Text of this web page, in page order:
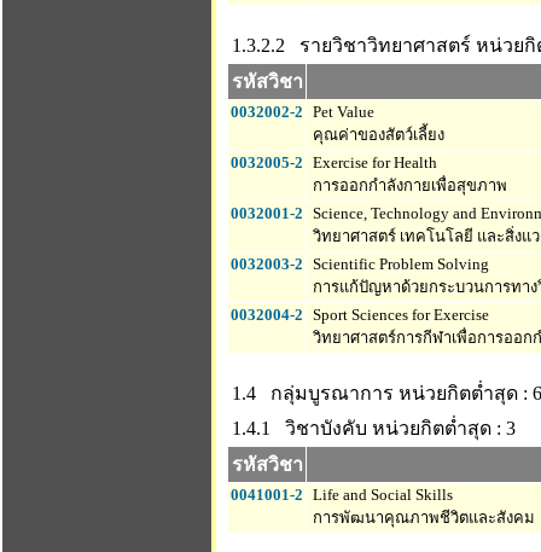
1.3.2.2 รายวิชาวิทยาศาสตร์ หน่วยกิ
รหัสวิชา
0032002-2 Pet Value
คุณค่าของสัตว์เลี้ยง
0032005-2 Exercise for Health
การออกกำลังกายเพื่อสุขภาพ
0032001-2 Science, Technology and
วิทยาศาสตร์ เทคโนโลยี และสิ่งแ
0032003-2 Scientific Problem Solving
การแก้ปัญหาด้วยกระบวนการทา
0032004-2 Sport Sciences for Exercise
วิทยาศาสตร์การกีฬาเพื่อการออก
1.4 กลุ่มบูรณาการ หน่วยกิตต่ำสุด : 6
1.4.1 วิชาบังคับ หน่วยกิตต่ำสุด : 3
รหัสวิชา
0041001-2 Life and Social Skills
การพัฒนาคุณภาพชีวิตและสังคม